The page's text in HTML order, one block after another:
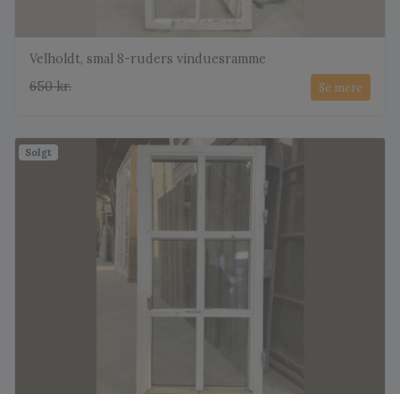
Velholdt, smal 8-ruders vinduesramme
650 kr.
Se mere
Solgt